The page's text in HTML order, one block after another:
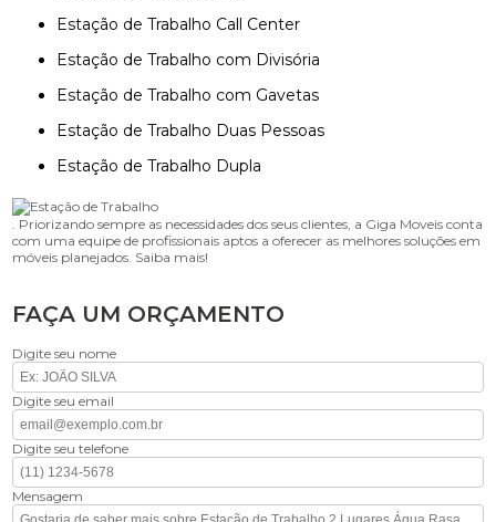
Estação de Trabalho Call Center
Estação de Trabalho com Divisória
Estação de Trabalho com Gavetas
Estação de Trabalho Duas Pessoas
Estação de Trabalho Dupla
. Priorizando sempre as necessidades dos seus clientes, a Giga Moveis conta
com uma equipe de profissionais aptos a oferecer as melhores soluções em
móveis planejados. Saiba mais!
FAÇA UM ORÇAMENTO
Digite seu nome
Digite seu email
Digite seu telefone
Mensagem